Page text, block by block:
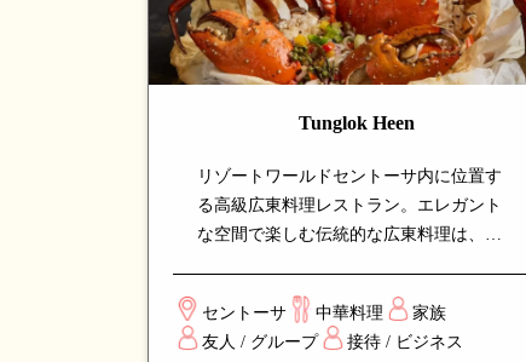
Tunglok Heen
リゾートワールドセントーサ内に位置す
る高級広東料理レストラン。エレガント
な空間で楽しむ伝統的な広東料理は、点
く揃います。家族の集まりやビジネスダ
イニングに最適で、上質なサービスと安
定した品質で長年シンガポールで支持さ
セントーサ 中華料理
家族
友人 / グループ
接待 / ビジネス